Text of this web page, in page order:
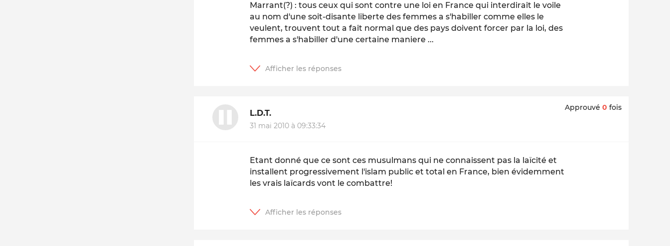
Marrant(?) : tous ceux qui sont contre une loi en France qui interdirait le voile
au nom d'une soit-disante liberte des femmes a s'habiller comme elles le
veulent, trouvent tout a fait normal que des pays doivent forcer par la loi, des
femmes a s'habiller d'une certaine maniere ...
L.D.T.
31 mai 2010 à 09:33:34
Approuvé 0 fois
Etant donné que ce sont ces musulmans qui ne connaissent pas la laïcité et
installent progressivement l'islam public et total en France, bien évidemment
les vrais laïcards vont le combattre!